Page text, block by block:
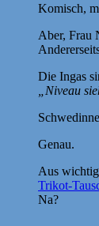
Komisch,
Aber, Frau
Die Ingas
„Niveau
Genau.
Aus
Trikot-
Na?